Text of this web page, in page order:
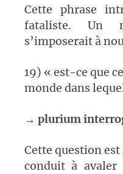
Cette phrase
fataliste. Un
s’imposerait à
19) « est-ce que
monde dans
→ plurium
Cette question
conduit à avaler